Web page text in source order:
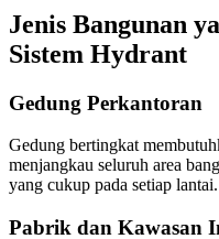
Jenis Bangunan
Sistem Hydrant
Gedung Perkantoran
Gedung bertingkat
menjangkau seluruh area
yang cukup pada setiap lantai.
Pabrik dan Kawasan